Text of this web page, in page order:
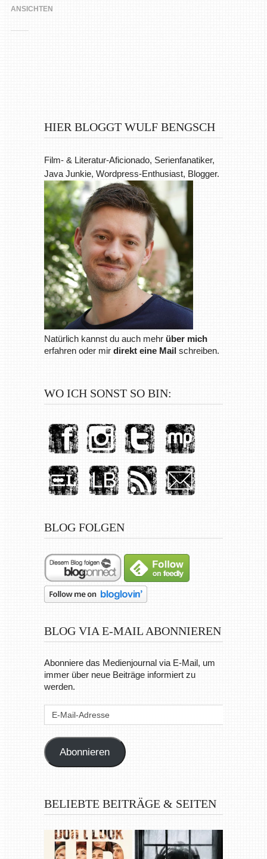
ANSICHTEN
HIER BLOGGT WULF BENGSCH
Film- & Literatur-Aficionado, Serienfanatiker,
Java Junkie, Wordpress-Enthusiast, Blogger.
Natürlich kannst du auch mehr über mich
erfahren oder mir direkt eine Mailschreiben.
WO ICH SONST SO BIN:
BLOG FOLGEN
BLOG VIA E-MAIL ABONNIEREN
Abonniere das Medienjournal via E-Mail, um
immer über neue Beiträge informiert zu
werden.
Abonnieren
BELIEBTE BEITRÄGE & SEITEN